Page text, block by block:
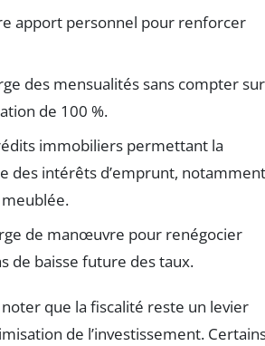
apport personnel pour renforcer
des mensualités sans compter sur
de 100 %.
immobiliers permettant la
des intérêts d’emprunt, notamment
de manœuvre pour renégocier
de baisse future des taux.
que la fiscalité reste un levier
de l’investissement.